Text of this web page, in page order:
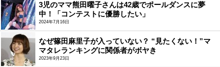
3児のママ熊田曜子さんは42歳でポールダンスに夢
中！「コンテストに優勝したい」
2024年7月16日
なぜ篠田麻里子が入っていない？ “見たくない！”マ
マタレランキングに関係者がボヤき
2023年9月23日